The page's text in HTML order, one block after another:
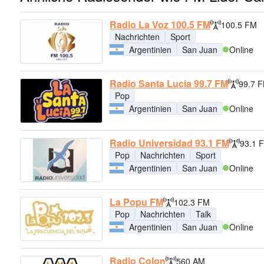
Radio La Voz 100.5 FM
100.5 FM
Nachrichten
Sport
Argentinien
San Juan Online
Radio Santa Lucia 99.7 FM
99.7
Pop
Argentinien
San Juan Online
Radio Universidad 93.1 FM
93.1
Pop
Nachrichten
Sport
Argentinien
San Juan Online
La Popu FM
102.3 FM
Pop
Nachrichten
Talk
Argentinien
San Juan Online
Radio Colon
560 AM